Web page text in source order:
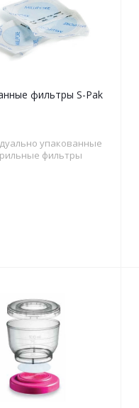
фильтры S-Pak
упакованные
фильтры